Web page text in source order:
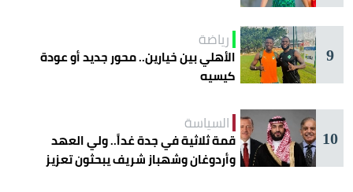
9
رياضة
الأهلي بين خيارين.. محور جديد أو عودة
كيسيه
10
السياسة
قمة ثلاثية في جدة غداً.. ولي العهد
وأردوغان وشهباز شريف يبحثون تعزيز